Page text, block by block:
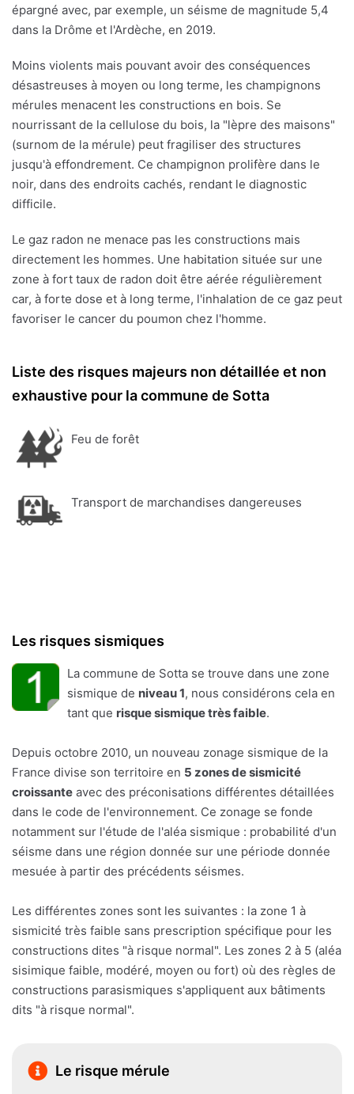
épargné avec, par exemple, un séisme de magnitude 5,4
dans la Drôme et l'Ardèche, en 2019.
Moins violents mais pouvant avoir des conséquences
désastreuses à moyen ou long terme, les champignons
mérules menacent les constructions en bois. Se
nourrissant de la cellulose du bois, la "lèpre des maisons"
(surnom de la mérule) peut fragiliser des structures
jusqu'à effondrement. Ce champignon prolifère dans le
noir, dans des endroits cachés, rendant le diagnostic
difficile.
Le gaz radon ne menace pas les constructions mais
directement les hommes. Une habitation située sur une
zone à fort taux de radon doit être aérée régulièrement
car, à forte dose et à long terme, l'inhalation de ce gaz peut
favoriser le cancer du poumon chez l'homme.
Liste des risques majeurs non détaillée et non
exhaustive pour la commune de Sotta
Feu de forêt
Transport de marchandises dangereuses
Les risques sismiques
La commune de Sotta se trouve dans une zone
sismique de niveau 1, nous considérons cela en
tant que risque sismique très faible.
Depuis octobre 2010, un nouveau zonage sismique de la
France divise son territoire en 5 zones de sismicité
croissante avec des préconisations différentes détaillées
dans le code de l'environnement. Ce zonage se fonde
notamment sur l'étude de l'aléa sismique : probabilité d'un
séisme dans une région donnée sur une période donnée
mesuée à partir des précédents séismes.
Les différentes zones sont les suivantes : la zone 1 à
sismicité très faible sans prescription spécifique pour les
constructions dites "à risque normal". Les zones 2 à 5 (aléa
sisimique faible, modéré, moyen ou fort) où des règles de
constructions parasismiques s'appliquent aux bâtiments
dits "à risque normal".
Le risque mérule